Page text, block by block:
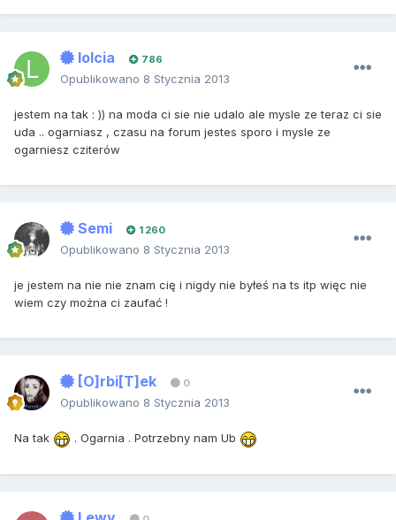
lolcia 786
Opublikowano 8 Stycznia 2013
jestem na tak : )) na moda ci sie nie udalo ale mysle ze teraz ci sie
uda .. ogarniasz , czasu na forum jestes sporo i mysle ze
ogarniesz cziterów
Semi 1 260
Opublikowano 8 Stycznia 2013
je jestem na nie nie znam cię i nigdy nie byłeś na ts itp więc nie
wiem czy można ci zaufać !
[O]rbi[T]ek 0
Opublikowano 8 Stycznia 2013
Na tak . Ogarnia . Potrzebny nam Ub